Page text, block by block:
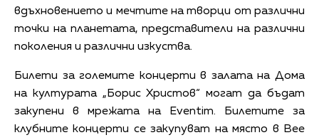
вдъхновението и мечтите на творци от различни
точки на планетата, представители на различни
поколения и различни изкуства.
Билети за големите концерти в залата на Дома
на културата „Борис Христов“ могат да бъдат
закупени в мрежата на Eventim. Билетите за
клубните концерти се закупуват на място в Bee